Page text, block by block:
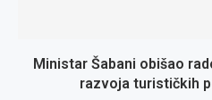
Ministar Šabani obišao
razvoja turističkih